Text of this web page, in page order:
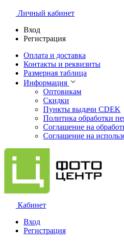
Личный кабинет
Вход
Регистрация
Оплата и доставка
Контакты и реквизиты
Размерная таблица
Информация
Оптовикам
Скидки
Пункты выдачи CDEK
Политика обработки
Соглашение на
Соглашение на
Кабинет
Вход
Регистрация